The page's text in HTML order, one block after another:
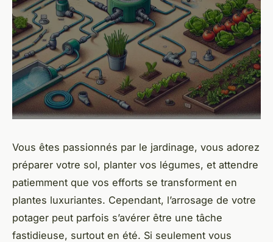
Vous êtes passionnés par le jardinage, vous adorez
préparer votre sol, planter vos légumes, et attendre
patiemment que vos efforts se transforment en
plantes luxuriantes. Cependant, l’arrosage de votre
potager peut parfois s’avérer être une tâche
fastidieuse, surtout en été. Si seulement vous